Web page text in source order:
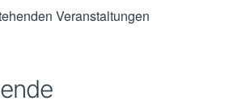
Veranstaltungen